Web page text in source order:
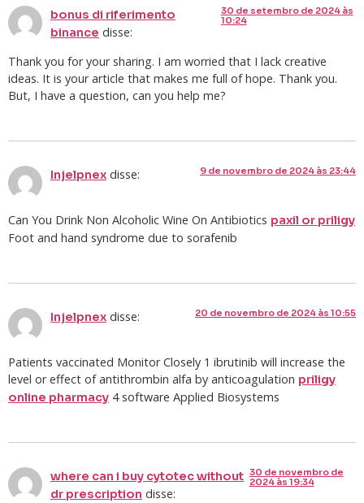
bonus di riferimento
binance disse:
30 de setembro de 2024 às
10:24
Thank you for your sharing. I am worried that I lack creative
ideas. It is your article that makes me full of hope. Thank you.
But, I have a question, can you help me?
Injelpnex disse: 9 de novembro de 2024 às 23:44
Can You Drink Non Alcoholic Wine On Antibiotics paxil or priligy
Foot and hand syndrome due to sorafenib
Injelpnex disse: 20 de novembro de 2024 às 10:55
Patients vaccinated Monitor Closely 1 ibrutinib will increase the
level or effect of antithrombin alfa by anticoagulation priligy
online pharmacy 4 software Applied Biosystems
where can i buy cytotec without
dr prescription disse:
30 de novembro de
2024 às 19:34